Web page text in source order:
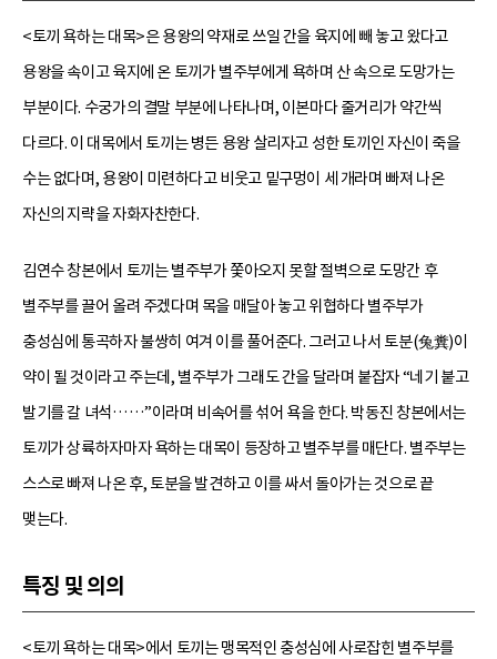
<토끼 욕하는 대목>은 용왕의 약재로 쓰일 간을 육지에 빼 놓고 왔다고
용왕을 속이고 육지에 온 토끼가 별주부에게 욕하며 산 속으로 도망가는
부분이다. 수궁가의 결말 부분에 나타나며, 이본마다 줄거리가 약간씩
다르다. 이 대목에서 토끼는 병든 용왕 살리자고 성한 토끼인 자신이 죽을
수는 없다며, 용왕이 미련하다고 비웃고 밑구멍이 세 개라며 빠져 나온
자신의 지략을 자화자찬한다.
김연수 창본에서 토끼는 별주부가 쫓아오지 못할 절벽으로 도망간 후
별주부를 끌어 올려 주겠다며 목을 매달아 놓고 위협하다 별주부가
충성심에 통곡하자 불쌍히 여겨 이를 풀어준다. 그러고 나서 토분(兔糞)이
약이 될 것이라고 주는데, 별주부가 그래도 간을 달라며 붙잡자 “네기 붙고
발기를 갈 녀석……”이라며 비속어를 섞어 욕을 한다. 박동진 창본에서는
토끼가 상륙하자마자 욕하는 대목이 등장하고 별주부를 매단다. 별주부는
스스로 빠져 나온 후, 토분을 발견하고 이를 싸서 돌아가는 것으로 끝
맺는다.
특징 및 의의
<토끼 욕하는 대목>에서 토끼는 맹목적인 충성심에 사로잡힌 별주부를